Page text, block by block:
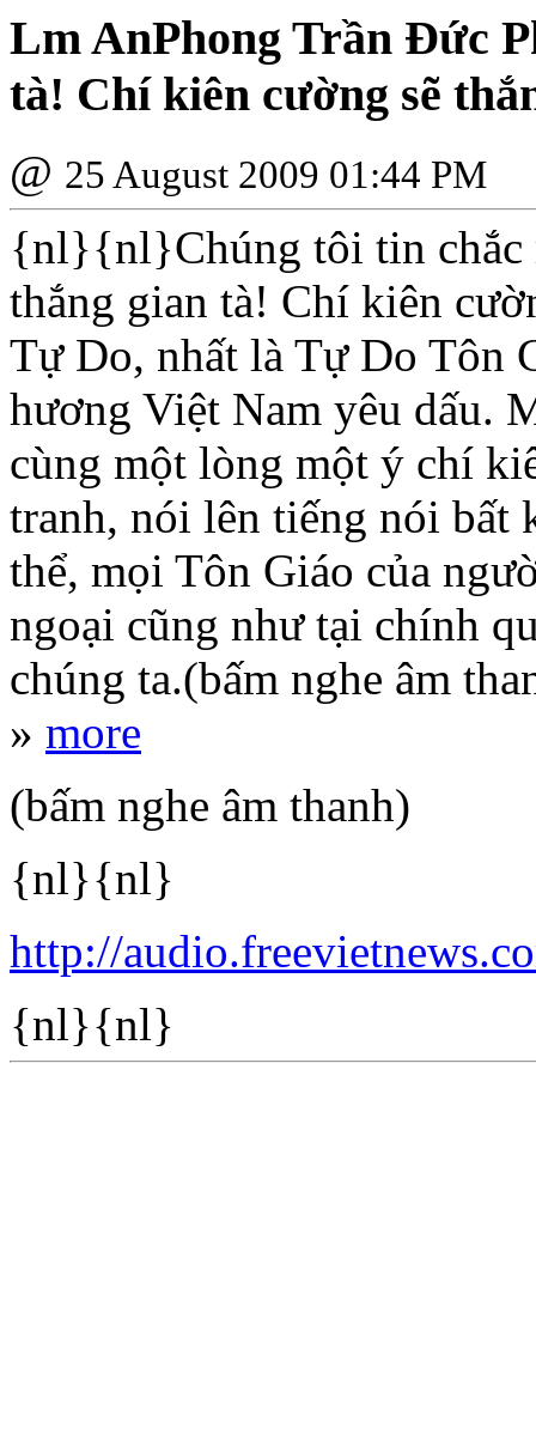
Lm AnPhong Trần Ðức
tà! Chí kiên cường sẽ
@ 25 August 2009 01:44 PM
{nl}{nl}Chúng tôi tin chắc
thắng gian tà! Chí kiên
Tự Do, nhất là Tự Do Tôn
hương Việt Nam yêu dấu.
cùng một lòng một ý chí
tranh, nói lên tiếng nói bất
thể, mọi Tôn Giáo của
ngoại cũng như tại chính
chúng ta.(bấm nghe âm
» more
(bấm nghe âm thanh)
{nl}{nl}
http://
{nl}{nl}